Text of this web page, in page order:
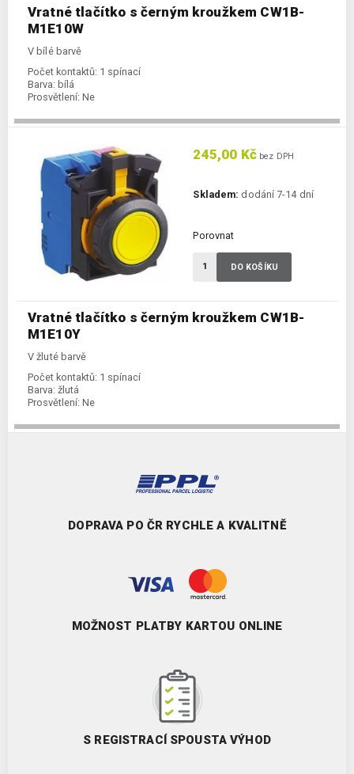
Vratné tlačítko s černým kroužkem CW1B-
M1E10W
V bílé barvě
Počet kontaktů: 1 spínací
Barva: bílá
Prosvětlení: Ne
Vratné tlačítko s černým kroužkem CW1B-
M1E10Y
V žluté barvě
Počet kontaktů: 1 spínací
Barva: žlutá
Prosvětlení: Ne
245,00 Kč bez DPH
Skladem: dodání 7-14 dní
Porovnat
DO KOŠÍKU
DOPRAVA PO ČR RYCHLE A KVALITNĚ
MOŽNOST PLATBY KARTOU ONLINE
S REGISTRACÍ SPOUSTA VÝHOD